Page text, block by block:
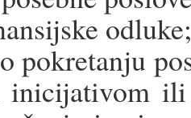
odluke;
pokretanju
inicijativom